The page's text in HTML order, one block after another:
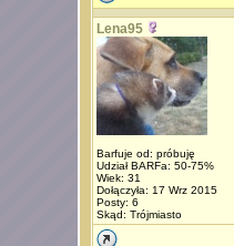
Lena95
Barfuje od: próbuję
Udział BARFa: 50-75%
Wiek: 31
Dołączyła: 17 Wrz 2015
Posty: 6
Skąd: Trójmiasto